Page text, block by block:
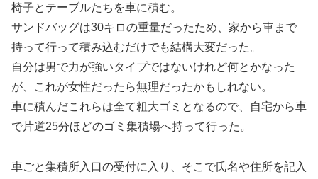
椅子とテーブルたちを車に積む。
サンドバッグは30キロの重量だったため、家から車まで
持って行って積み込むだけでも結構大変だった。
自分は男で力が強いタイプではないけれど何とかなった
が、これが女性だったら無理だったかもしれない。
車に積んだこれらは全て粗大ゴミとなるので、自宅から車
で片道25分ほどのゴミ集積場へ持って行った。
車ごと集積所入口の受付に入り、そこで氏名や住所を記入